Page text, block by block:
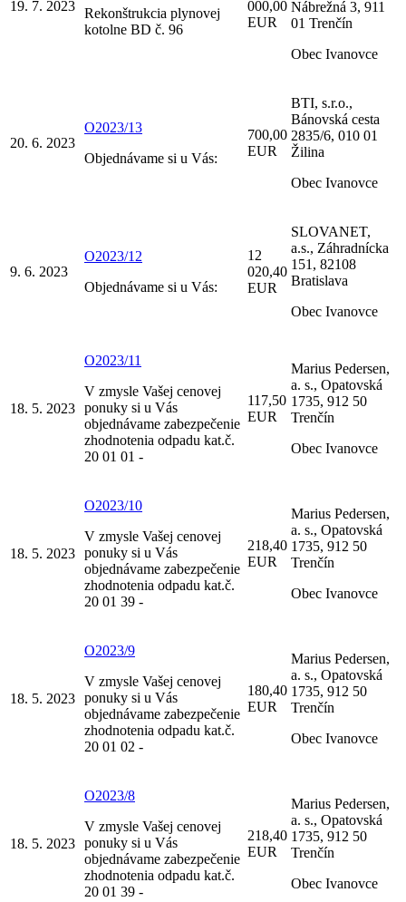
19. 7. 2023 Rekonštrukcia plynovej
kotolne BD č. 96
000,00
EUR
Nábrežná 3, 911
01 Trenčín
Obec Ivanovce
20. 6. 2023
O2023/13
Objednávame si u Vás:
700,00
EUR
BTI, s.r.o.,
Bánovská cesta
2835/6, 010 01
Žilina
Obec Ivanovce
9. 6. 2023
O2023/12
Objednávame si u Vás:
12
020,40
EUR
SLOVANET,
a.s., Záhradnícka
151, 82108
Bratislava
Obec Ivanovce
18. 5. 2023
O2023/11
V zmysle Vašej cenovej
ponuky si u Vás
objednávame zabezpečenie
zhodnotenia odpadu kat.č.
20 01 01 -
117,50
EUR
Marius Pedersen,
a. s., Opatovská
1735, 912 50
Trenčín
Obec Ivanovce
18. 5. 2023
O2023/10
V zmysle Vašej cenovej
ponuky si u Vás
objednávame zabezpečenie
zhodnotenia odpadu kat.č.
20 01 39 -
218,40
EUR
Marius Pedersen,
a. s., Opatovská
1735, 912 50
Trenčín
Obec Ivanovce
18. 5. 2023
O2023/9
V zmysle Vašej cenovej
ponuky si u Vás
objednávame zabezpečenie
zhodnotenia odpadu kat.č.
20 01 02 -
180,40
EUR
Marius Pedersen,
a. s., Opatovská
1735, 912 50
Trenčín
Obec Ivanovce
18. 5. 2023
O2023/8
V zmysle Vašej cenovej
ponuky si u Vás
objednávame zabezpečenie
zhodnotenia odpadu kat.č.
20 01 39 -
218,40
EUR
Marius Pedersen,
a. s., Opatovská
1735, 912 50
Trenčín
Obec Ivanovce